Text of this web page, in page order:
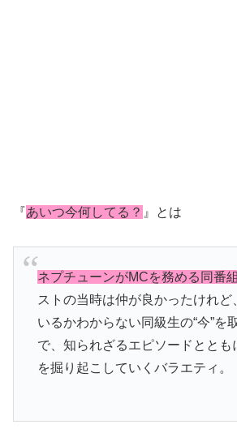
『あいつ今何してる？ 』とは
ネプチューンがMCを務める同番組
ストの当時は仲が良かったけれど
いるかわからない同級生の“今”を
で、知られざるエピソードととも
を掘り起こしていくバラエティ。